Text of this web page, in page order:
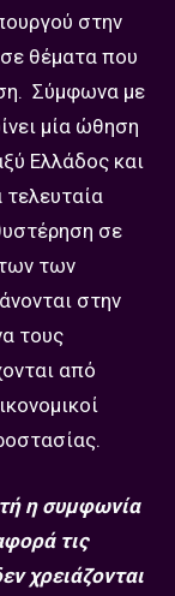
στην
θέματα που
Σύμφωνα με
μία ώθηση
Ελλάδος και
τελευταία
σε
των
στην
τους
από
η συμφωνία
τις
χρειάζονται